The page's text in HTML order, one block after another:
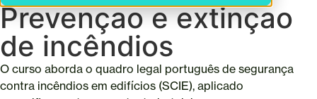
Prevençao e extinçao
de incêndios
O curso aborda o quadro legal português de segurança
contra incêndios em edifícios (SCIE), aplicado